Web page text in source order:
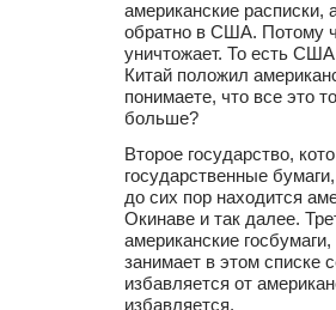
американские расписки,
обратно в США. Потому
уничтожает. То есть
Китай положил
понимаете, что все это
больше?
Второе государство,
государствен­ные
до сих пор находится
Окинаве и так далее.
американские
занимает в этом списке
избавляется от
избавляется.